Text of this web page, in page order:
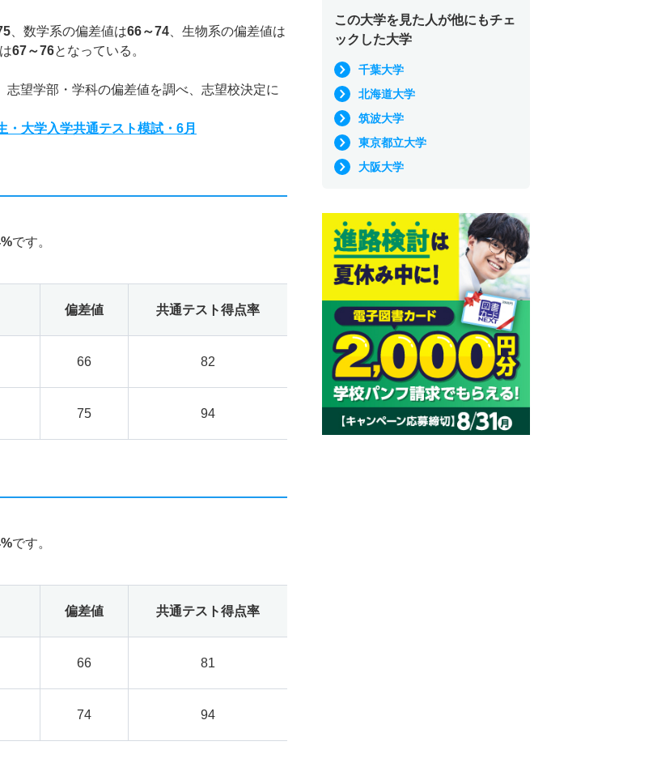
、数学系の偏差値は66～74 、生物系の偏差値は
67～76となっている。
望学部・学科の偏差値を調べ、志望校決定に
大学入学共通テスト模試・6月
です。
偏差値 共通テスト得点率
66 82
75 94
です。
偏差値 共通テスト得点率
66 81
74 94
この大学を見た人が他にもチェ
ックした大学
千葉大学
北海道大学
筑波大学
東京都立大学
大阪大学